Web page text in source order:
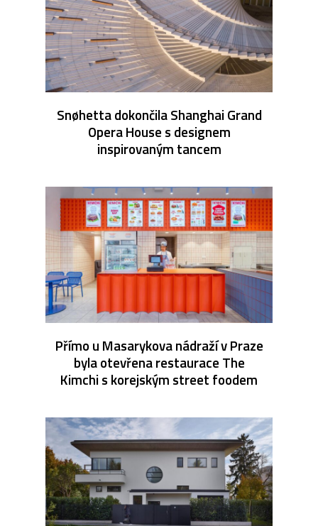
Snøhetta dokončila Shanghai Grand
Opera House s designem
inspirovaným tancem
Přímo u Masarykova nádraží v Praze
byla otevřena restaurace The
Kimchi s korejským street foodem